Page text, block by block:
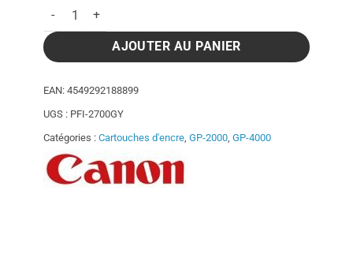
quantité de Cartouche d'encre PFI-2700GY Grise - 700 ml
AJOUTER AU PANIER
EAN: 4549292188899
UGS : PFI-2700GY
Catégories : Cartouches d'encre GP-2000 GP-4000